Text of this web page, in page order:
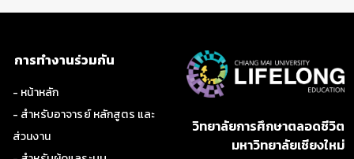
การเรียนรู้จากประสบการณ์นอกสาขา
วิศวกรรม (Non-Engineering Experience)
การทำงานร่วมกัน
- หน้าหลัก
- สำหรับอาจารย์ หลักสูตร และ
ส่วนงาน
วิทยาลัยการศึกษาตลอดชีวิต
มหาวิทยาลัยเชียงใหม่